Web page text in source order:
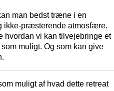
man bedst træne i en
ikke-præsterende atmosfære.
hvordan vi kan tilvejebringe et
muligt. Og som kan give
muligt af hvad dette retreat